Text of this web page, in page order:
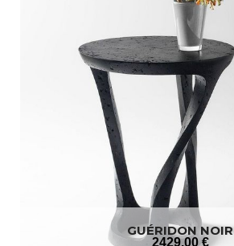
GUÉRIDON NOIR
2429.00 €